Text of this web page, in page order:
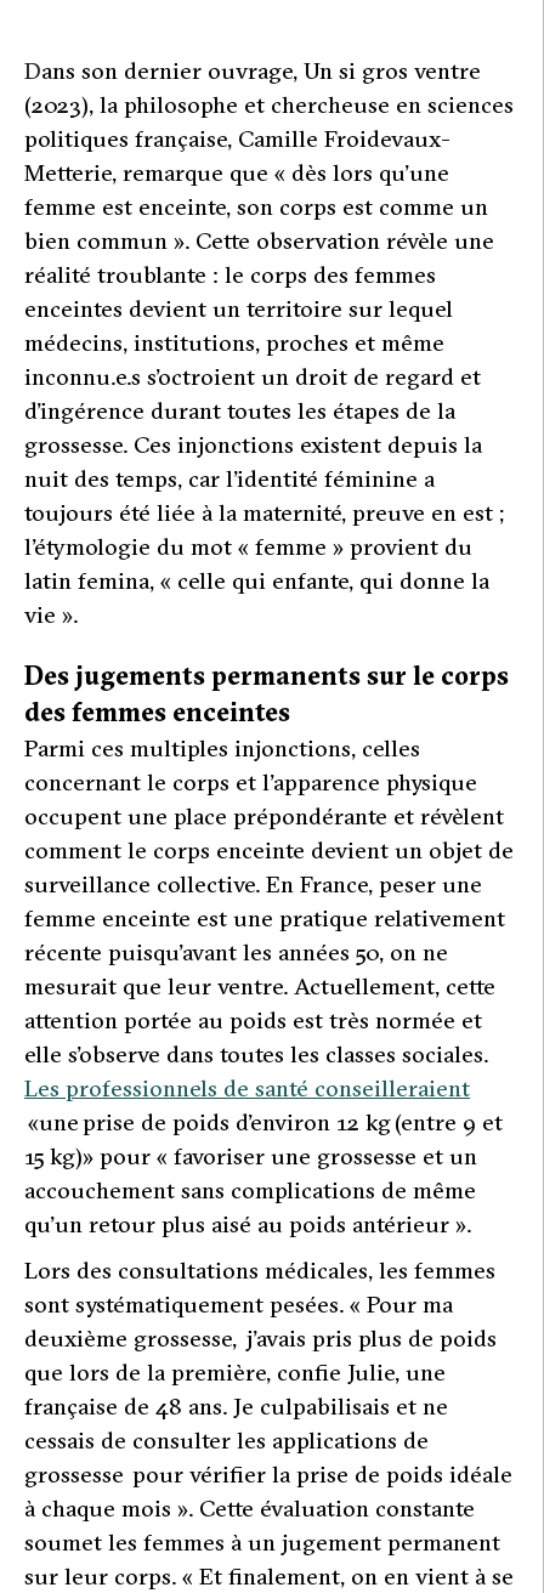
Dans son dernier ouvrage, Un si gros ventre
(2023), la philosophe et chercheuse en sciences
politiques française, Camille Froidevaux-
Metterie, remarque que « dès lors qu’une
femme est enceinte, son corps est comme un
bien commun ». Cette observation révèle une
réalité troublante : le corps des femmes
enceintes devient un territoire sur lequel
médecins, institutions, proches et même
inconnu.e.s s’octroient un droit de regard et
d’ingérence durant toutes les étapes de la
grossesse. Ces injonctions existent depuis la
nuit des temps, car l’identité féminine a
toujours été liée à la maternité, preuve en est ;
l’étymologie du mot « femme » provient du
latin femina, « celle qui enfante, qui donne la
vie ».
Des jugements permanents sur le corps
des femmes enceintes
Parmi ces multiples injonctions, celles
concernant le corps et l’apparence physique
occupent une place prépondérante et révèlent
comment le corps enceinte devient un objet de
surveillance collective. En France, peser une
femme enceinte est une pratique relativement
récente puisqu’avant les années 50, on ne
mesurait que leur ventre. Actuellement, cette
attention portée au poids est très normée et
elle s’observe dans toutes les classes sociales.
Les professionnels de santé conseilleraient
«uneprise de poids d’environ 12 kg(entre 9 et
15 kg)» pour « favoriser une grossesse et un
accouchement sans complications de même
qu’un retour plus aisé au poids antérieur ».
Lors des consultations médicales, les femmes
sont systématiquement pesées. « Pour ma
deuxième grossesse, j’avais pris plus de poids
que lors de la première, confie Julie, une
française de 48 ans. Je culpabilisais et ne
cessais de consulter les applications de
grossesse pour vérifier la prise de poids idéale
à chaque mois ». Cette évaluation constante
soumet les femmes à un jugement permanent
sur leur corps. « Et finalement, on en vient à se